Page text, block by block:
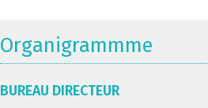
Organigrammme
BUREAU DIRECTEUR